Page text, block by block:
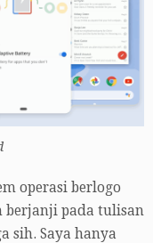
operasi berlogo
berjanji pada tulisan
sih. Saya hanya